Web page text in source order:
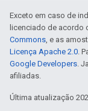
Exceto em caso de
licenciado de acordo
Commons, e as
Licença Apache 2.0.
Google Developers.
afiliadas.
Última atualização